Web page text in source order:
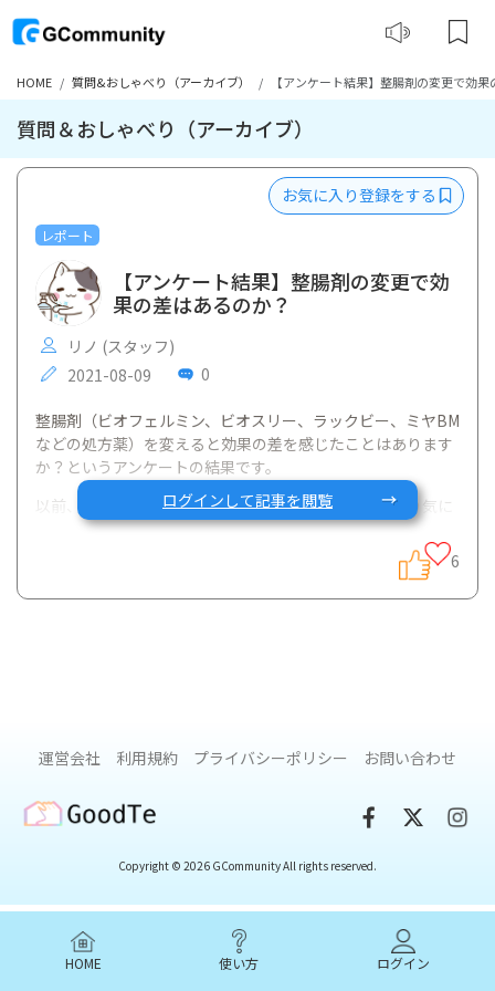
HOME 質問&おしゃべり（アーカイブ） 【アンケート結果】整腸剤の変更で効
質問＆おしゃべり（アーカイブ）
レポート
お気に入り登録をする
【アンケート結果】整腸剤の変更で効
果の差はあるのか？
リノ (スタッフ)
2021-08-09
0
整腸剤（ビオフェルミン、ビオスリー、ラックビー、ミヤBM
などの処方薬）を変えると効果の差を感じたことはあります
か？というアンケートの結果です。
以前、効果の差を感じたという意見を聞いたことがあり気に
なったのでアンケートを取ってみました。
２週間の期間で３２名の方が回答くださいました。
②特に変化は感じなかったという方と③効果の差を感じたと
いう方
約４：１という結果に。
ログインして記事を閲覧
6
HOME 使い方 ログイン
運営会社 利用規約 プライバシーポリシー お問い合わせ
GoodTe
Copyright © 2026 GCommunity All rights reserved.